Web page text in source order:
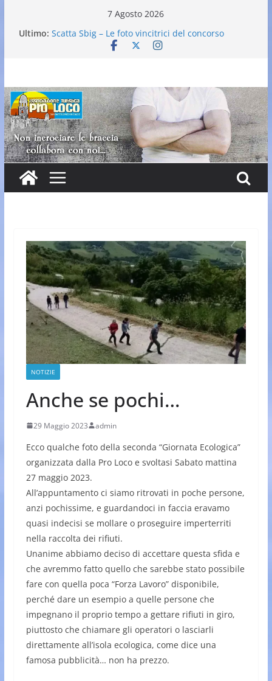
7 Agosto 2026
Ultimo: Scatta Sbig – Le foto vincitrici del concorso
25° Gran Carnevale
Enogastronomico
NOTIZIE
Anche se pochi…
29 Maggio 2023 admin
Ecco qualche foto della seconda “Giornata Ecologica”
organizzata dalla Pro Loco e svoltasi Sabato mattina
27 maggio 2023.
All’appuntamento ci siamo ritrovati in poche persone,
anzi pochissime, e guardandoci in faccia eravamo
quasi indecisi se mollare o proseguire imperterriti
nella raccolta dei rifiuti.
Unanime abbiamo deciso di accettare questa sfida e
che avremmo fatto quello che sarebbe stato possibile
fare con quella poca “Forza Lavoro” disponibile,
perché dare un esempio a quelle persone che
impegnano il proprio tempo a gettare rifiuti in giro,
piuttosto che chiamare gli operatori o lasciarli
direttamente all’isola ecologica, come dice una
famosa pubblicità… non ha prezzo.